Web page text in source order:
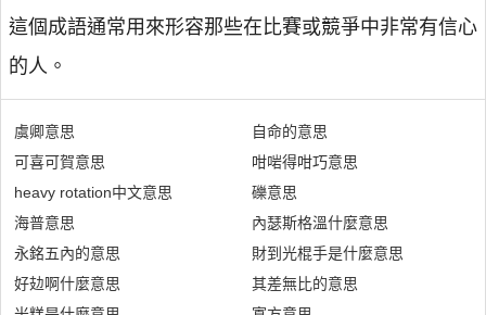
這個成語通常用來形容那些在比賽或競爭中非常有信心
的人。
虞卿意思
可喜可賀意思
heavy rotation中文意思
海普意思
永銘五內的意思
好攰啊什麼意思
自命的意思
咁啱得咁巧意思
礫意思
內瑟斯格溫什麼意思
財到光棍手是什麼意思
其差無比的意思